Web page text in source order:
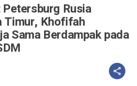
Rusia
Timur, Khofifah
Sama Berdampak pada